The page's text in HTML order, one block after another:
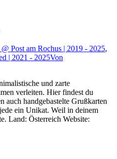
Post am Rochus | 2019 - 2025,
| 2021 - 2025Von
und zarte
verleiten. Hier findest du
auch handgebastelte Grußkarten
ein Unikat. Weil in deinem
Land: Österreich Website: